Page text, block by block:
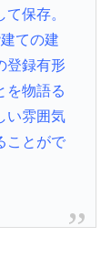
保存。
ての建
登録有形
を物語る
い雰囲気
ことがで